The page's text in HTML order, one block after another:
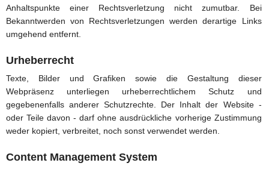
Anhaltspunkte einer Rechtsverletzung nicht zumutbar. Bei
Bekanntwerden von Rechtsverletzungen werden derartige Links
umgehend entfernt.
Urheberrecht
Texte, Bilder und Grafiken sowie die Gestaltung dieser
Webpräsenz unterliegen urheberrechtlichem Schutz und
gegebenenfalls anderer Schutzrechte. Der Inhalt der Website -
oder Teile davon - darf ohne ausdrückliche vorherige Zustimmung
weder kopiert, verbreitet, noch sonst verwendet werden.
Content Management System